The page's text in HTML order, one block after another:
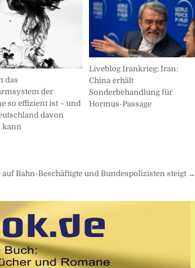
das
der
so effizient ist – und
davon
kann
Liveblog Irankrieg: Iran:
China erhält
Sonderbehandlung für
Hormus-Passage
Bahn-Beschäftigte und Bundespolizisten steigt →